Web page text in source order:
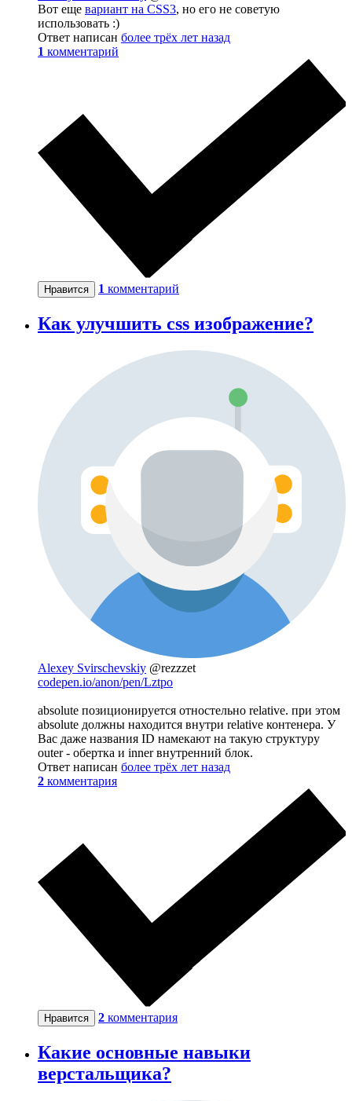
Вот еще вариант на CSS3, но его не советую
использовать :)
Ответ написан более трёх лет назад
1 комментарий
Нравится 1 комментарий
Как улучшить css изображение?
Alexey Svirschevskiy @rezzzet
codepen.io/anon/pen/Lztpo
absolute позиционируется отностельно relative. при этом
absolute должны находится внутри relative контенера. У
Вас даже названия ID намекают на такую структуру
outer - обертка и inner внутренний блок.
Ответ написан более трёх лет назад
2 комментария
Нравится 2 комментария
Какие основные навыки
верстальщика?